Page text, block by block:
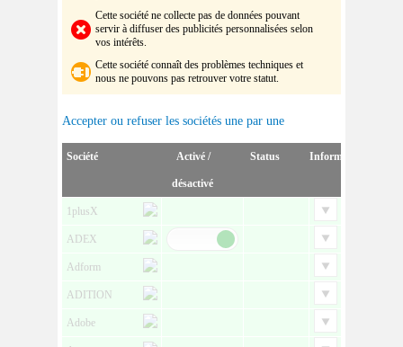
Cette société ne collecte pas de données pouvant
servir à diffuser des publicités personnalisées selon
vos intérêts.
Cette société connaît des problèmes techniques et
nous ne pouvons pas retrouver votre statut.